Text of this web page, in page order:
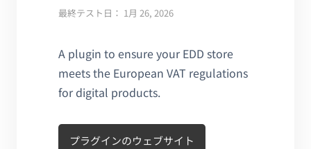
最終テスト日： 1月 26, 2026
A plugin to ensure your EDD store
meets the European VAT regulations
for digital products.
プラグインのウェブサイト